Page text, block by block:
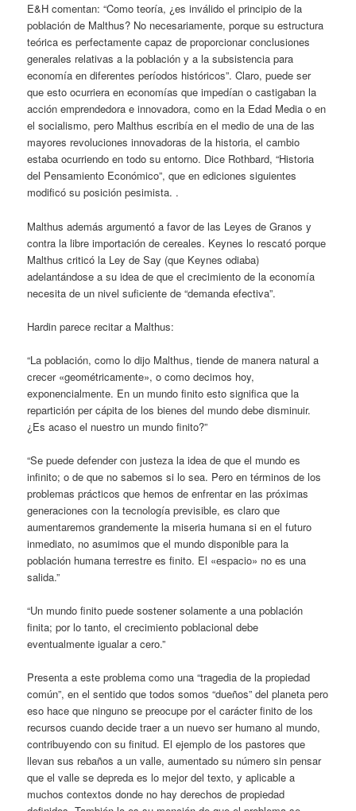
E&H comentan: “Como teoría, ¿es inválido el principio de la
población de Malthus? No necesariamente, porque su estructura
teórica es perfectamente capaz de proporcionar conclusiones
generales relativas a la población y a la subsistencia para
economía en diferentes períodos históricos”. Claro, puede ser
que esto ocurriera en economías que impedían o castigaban la
acción emprendedora e innovadora, como en la Edad Media o en
el socialismo, pero Malthus escribía en el medio de una de las
mayores revoluciones innovadoras de la historia, el cambio
estaba ocurriendo en todo su entorno. Dice Rothbard, “Historia
del Pensamiento Económico”, que en ediciones siguientes
modificó su posición pesimista. .
Malthus además argumentó a favor de las Leyes de Granos y
contra la libre importación de cereales. Keynes lo rescató porque
Malthus criticó la Ley de Say (que Keynes odiaba)
adelantándose a su idea de que el crecimiento de la economía
necesita de un nivel suficiente de “demanda efectiva”.
Hardin parece recitar a Malthus:
“La población, como lo dijo Malthus, tiende de manera natural a
crecer «geométricamente», o como decimos hoy,
exponencialmente. En un mundo finito esto significa que la
repartición per cápita de los bienes del mundo debe disminuir.
¿Es acaso el nuestro un mundo finito?”
“Se puede defender con justeza la idea de que el mundo es
infinito; o de que no sabemos si lo sea. Pero en términos de los
problemas prácticos que hemos de enfrentar en las próximas
generaciones con la tecnología previsible, es claro que
aumentaremos grandemente la miseria humana si en el futuro
inmediato, no asumimos que el mundo disponible para la
población humana terrestre es finito. El «espacio» no es una
salida.”
“Un mundo finito puede sostener solamente a una población
finita; por lo tanto, el crecimiento poblacional debe
eventualmente igualar a cero.”
Presenta a este problema como una “tragedia de la propiedad
común”, en el sentido que todos somos “dueños” del planeta pero
eso hace que ninguno se preocupe por el carácter finito de los
recursos cuando decide traer a un nuevo ser humano al mundo,
contribuyendo con su finitud. El ejemplo de los pastores que
llevan sus rebaños a un valle, aumentado su número sin pensar
que el valle se depreda es lo mejor del texto, y aplicable a
muchos contextos donde no hay derechos de propiedad